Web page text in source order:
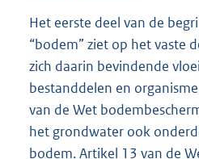
Het eerste deel van de
“bodem” ziet op het vaste
zich daarin bevindende
bestanddelen en
van de Wet
het grondwater ook
bodem. Artikel 13 van de